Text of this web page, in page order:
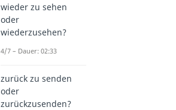
wieder zu sehen
oder
wiederzusehen?
4/7 – Dauer: 02:33
zurück zu senden
oder
zurückzusenden?